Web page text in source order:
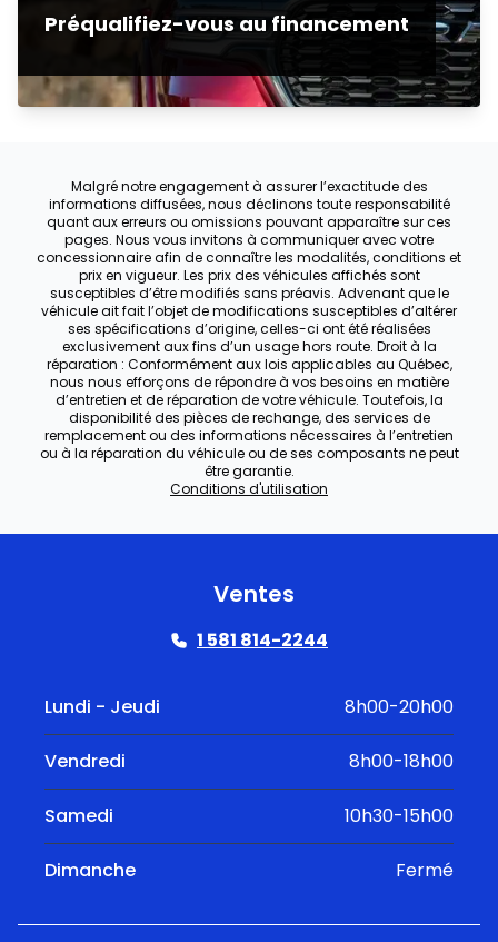
Préqualifiez-vous au financement
Malgré notre engagement à assurer l’exactitude des
informations diffusées, nous déclinons toute responsabilité
quant aux erreurs ou omissions pouvant apparaître sur ces
pages. Nous vous invitons à communiquer avec votre
concessionnaire afin de connaître les modalités, conditions et
prix en vigueur. Les prix des véhicules affichés sont
susceptibles d’être modifiés sans préavis. Advenant que le
véhicule ait fait l’objet de modifications susceptibles d’altérer
ses spécifications d’origine, celles-ci ont été réalisées
exclusivement aux fins d’un usage hors route. Droit à la
réparation : Conformément aux lois applicables au Québec,
nous nous efforçons de répondre à vos besoins en matière
d’entretien et de réparation de votre véhicule. Toutefois, la
disponibilité des pièces de rechange, des services de
remplacement ou des informations nécessaires à l’entretien
ou à la réparation du véhicule ou de ses composants ne peut
être garantie.
Conditions d'utilisation
Ventes
1 581 814-2244
Lundi - Jeudi 8h00-20h00
Vendredi 8h00-18h00
Samedi 10h30-15h00
Dimanche Fermé